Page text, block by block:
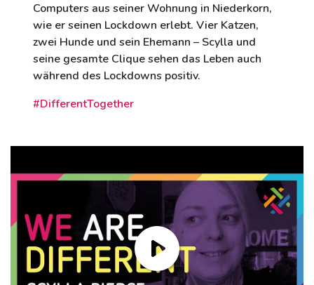
Computers aus seiner Wohnung in Niederkorn,
wie er seinen Lockdown erlebt. Vier Katzen,
zwei Hunde und sein Ehemann – Scylla und
seine gesamte Clique sehen das Leben auch
während des Lockdowns positiv.
#DifferentTogether